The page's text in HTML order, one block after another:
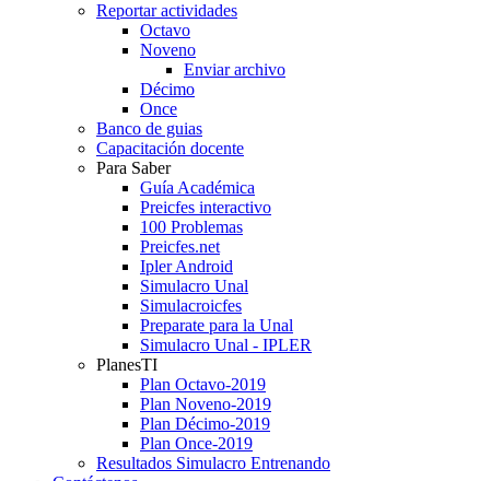
Reportar actividades
Octavo
Noveno
Enviar archivo
Décimo
Once
Banco de guias
Capacitación docente
Para Saber
Guía Académica
Preicfes interactivo
100 Problemas
Preicfes.net
Ipler Android
Simulacro Unal
Simulacroicfes
Preparate para la Unal
Simulacro Unal - IPLER
PlanesTI
Plan Octavo-2019
Plan Noveno-2019
Plan Décimo-2019
Plan Once-2019
Resultados Simulacro Entrenando